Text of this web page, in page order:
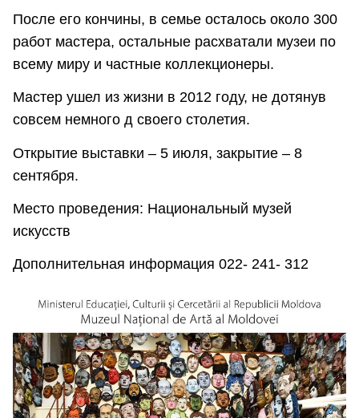
После его кончины, в семье осталось около 300
работ мастера, остальные расхватали музеи по
всему миру и частные коллекционеры.
Мастер ушел из жизни в 2012 году, не дотянув
совсем немного д своего столетия.
Открытие выставки – 5 июля, закрытие – 8
сентября.
Место проведения: Национальный музей
искусств
Дополнительная информация 022- 241- 312